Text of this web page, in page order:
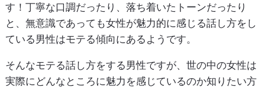
す！丁寧な口調だったり、落ち着いたトーンだったり
と、無意識であっても女性が魅力的に感じる話し方をし
ている男性はモテる傾向にあるようです。
そんなモテる話し方をする男性ですが、世の中の女性は
実際にどんなところに魅力を感じているのか知りたい方